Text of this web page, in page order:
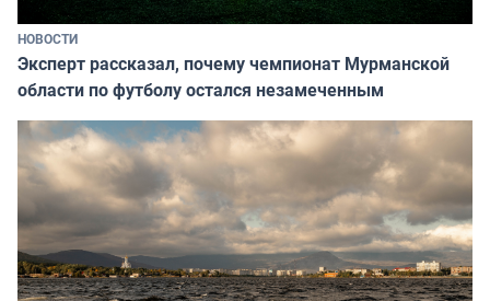
НОВОСТИ
Эксперт рассказал, почему чемпионат Мурманской
области по футболу остался незамеченным